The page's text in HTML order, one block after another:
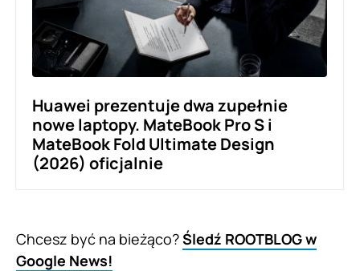
Huawei prezentuje dwa zupełnie
nowe laptopy. MateBook Pro S i
MateBook Fold Ultimate Design
(2026) oficjalnie
Chcesz być na bieżąco?Śledź ROOTBLOG w
Google News!